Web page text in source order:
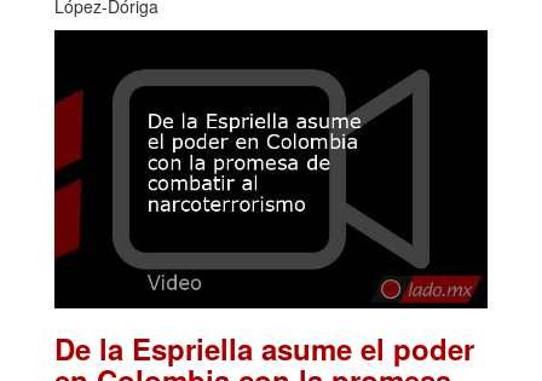
López-Dóriga
De la Espriella asume el poder